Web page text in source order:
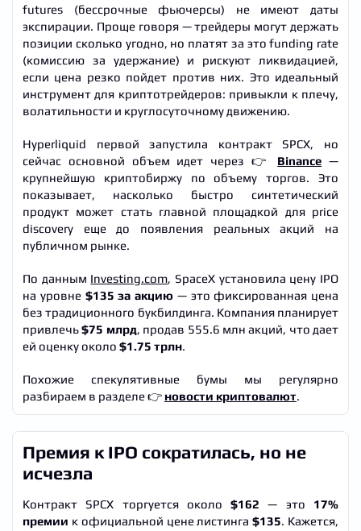
futures (бессрочные фьючерсы) не имеют даты
экспирации. Проще говоря — трейдеры могут держать
позиции сколько угодно, но платят за это funding rate
(комиссию за удержание) и рискуют ликвидацией,
если цена резко пойдет против них. Это идеальный
инструмент для криптотрейдеров: привыкли к плечу,
волатильности и круглосуточному движению.
Hyperliquid первой запустила контракт SPCX, но
сейчас основной объем идет через 👉 Binance —
крупнейшую криптобиржу по объему торгов. Это
показывает, насколько быстро синтетический
продукт может стать главной площадкой для price
discovery еще до появления реальных акций на
публичном рынке.
По данным Investing.com, SpaceX установила цену IPO
на уровне $135 за акцию — это фиксированная цена
без традиционного букбилдинга. Компания планирует
привлечь$75 млрд, продав 555.6 млн акций, что дает
ей оценку около $1.75 трлн.
Похожие спекулятивные бумы мы регулярно
разбираем в разделе 👉 новости криптовалют.
Премия к IPO сократилась, но не
исчезла
Контракт SPCX торгуется около$162 — это 17%
премии к официальной цене листинга$135. Кажется,